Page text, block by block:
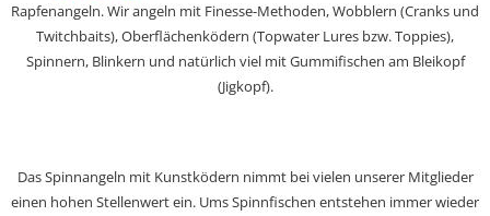
Rapfenangeln. Wir angeln mit Finesse-Methoden, Wobblern (Cranks und
Twitchbaits), Oberflächenködern (Topwater Lures bzw. Toppies),
Spinnern, Blinkern und natürlich viel mit Gummifischen am Bleikopf
(Jigkopf).
Das Spinnangeln mit Kunstködern nimmt bei vielen unserer Mitglieder
einen hohen Stellenwert ein. Ums Spinnfischen entstehen immer wieder